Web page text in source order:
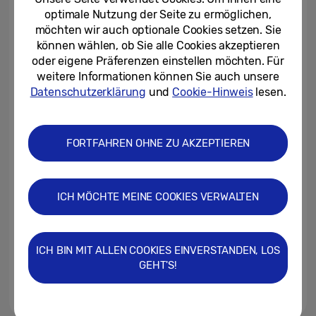
Konnektivität
05.08.2019
Für viel Kreativität und
Produktivität: Samsung stellt
das Galaxy Tab S6 vor
Samsung Connected Living:
offenes Ökosystem für
11.07.2019
04.07.2019
optimale Nutzung der Seite zu ermöglichen,
möchten wir auch optionale Cookies setzen. Sie
können wählen, ob Sie alle Cookies akzeptieren
oder eigene Präferenzen einstellen möchten. Für
weitere Informationen können Sie auch unsere
Datenschutzerklärung und Cookie-Hinweislesen.
FORTFAHREN OHNE ZU AKZEPTIEREN
ICH MÖCHTE MEINE COOKIES VERWALTEN
ICH BIN MIT ALLEN COOKIES EINVERSTANDEN, LOS
GEHT'S!